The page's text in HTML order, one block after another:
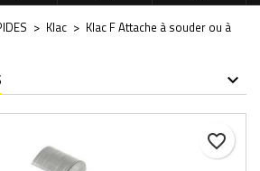
Klac
Klac F Attache à souder ou à
favorite_border
Annuler Connexion